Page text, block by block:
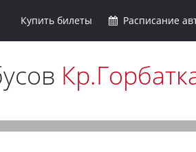
Купить билеты Расписание